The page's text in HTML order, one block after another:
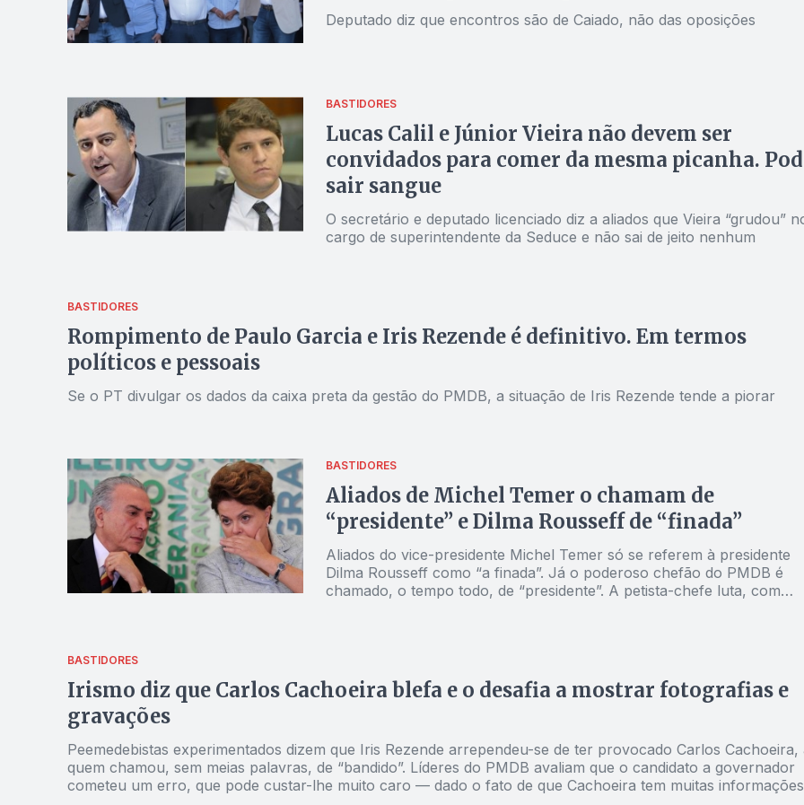
Deputado diz que encontros são de Caiado, não das oposições
BASTIDORES
Lucas Calil e Júnior Vieira não devem ser
convidados para comer da mesma picanha.
sair sangue
O secretário e deputado licenciado diz a aliados que Vieira “grudou”
cargo de superintendente da Seduce e não sai de jeito nenhum
BASTIDORES
Rompimento de Paulo Garcia e Iris Rezende é definitivo. Em termos
políticos e pessoais
Se o PT divulgar os dados da caixa preta da gestão do PMDB, a situação de Iris Rezende tende a piorar
BASTIDORES
Aliados de Michel Temer o chamam de
“presidente” e Dilma Rousseff de “finada”
Aliados do vice-presidente Michel Temer só se referem à presidente
Dilma Rousseff como “a finada”. Já o poderoso chefão do PMDB é
chamado, o tempo todo, de “presidente”. A petista-chefe luta, com
BASTIDORES
Irismo diz que Carlos Cachoeira blefa e o desafia a mostrar fotografias e
gravações
Peemedebistas experimentados dizem que Iris Rezende arrependeu-se de ter provocado Carlos Ca­choeira,
quem chamou, sem meias palavras, de “bandido”. Líderes do PMDB avaliam que o candidato a governador
cometeu um erro, que pode custar-lhe muito caro — dado o fato de que Cachoeira tem muitas informações